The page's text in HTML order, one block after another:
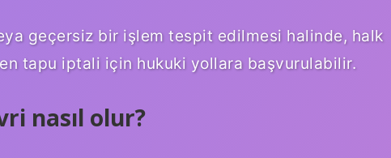
geçersiz bir işlem tespit edilmesi halinde, halk
tapu iptali için hukuki yollara başvurulabilir.
nasıl olur?